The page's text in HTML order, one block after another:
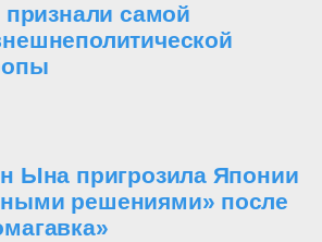
признали самой
Ына пригрозила Японии
решениями» после